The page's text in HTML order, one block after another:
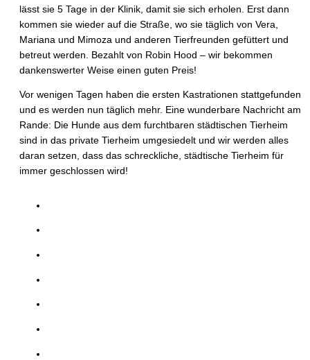
lässt sie 5 Tage in der Klinik, damit sie sich erholen. Erst dann
kommen sie wieder auf die Straße, wo sie täglich von Vera,
Mariana und Mimoza und anderen Tierfreunden gefüttert und
betreut werden. Bezahlt von Robin Hood – wir bekommen
dankenswerter Weise einen guten Preis!
Vor wenigen Tagen haben die ersten Kastrationen stattgefunden
und es werden nun täglich mehr. Eine wunderbare Nachricht am
Rande: Die Hunde aus dem furchtbaren städtischen Tierheim
sind in das private Tierheim umgesiedelt und wir werden alles
daran setzen, dass das schreckliche, städtische Tierheim für
immer geschlossen wird!